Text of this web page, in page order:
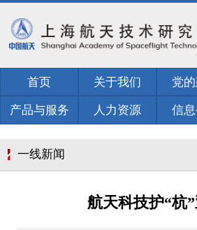
首页 关于我们 党
产品与服务 人力资源 信
一线新闻
航天科技护“杭